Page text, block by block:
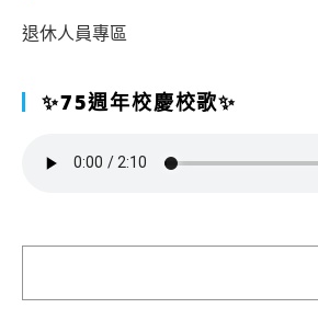
退休人員專區
✨75週年校慶校歌✨